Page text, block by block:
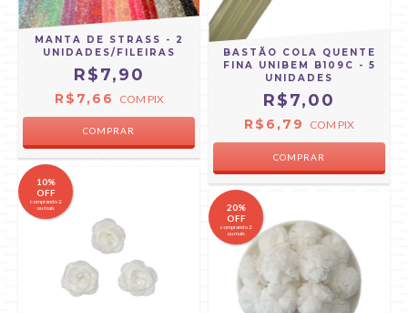
MANTA DE STRASS - 2
UNIDADES/FILEIRAS
R$7,90
R$7,66 COM PIX
COMPRAR
BASTÃO COLA QUENTE
FINA UNIBEM B109C - 5
UNIDADES
R$7,00
R$6,79 COM PIX
10%
OFF
comprando 2
ou mais
20%
OFF
comprando 2
ou mais